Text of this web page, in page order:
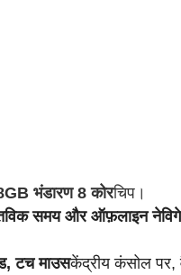
भंडारण 8 कोरचिप।
समय और ऑफ़लाइन
टच माउसकेंद्रीय कंसोल पर,